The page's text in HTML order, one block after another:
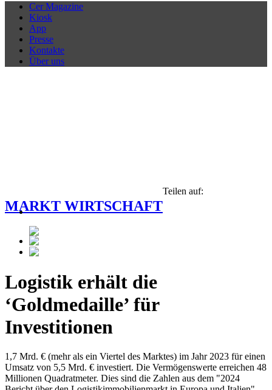
Cer Magazine
Kiosk
App
Presse
Kontakte
Über uns
MARKT WIRTSCHAFT
Teilen auf:
Logistik erhält die
‘Goldmedaille’ für
Investitionen
1,7 Mrd. € (mehr als ein Viertel des Marktes) im Jahr 2023 für einen
Umsatz von 5,5 Mrd. € investiert. Die Vermögenswerte erreichen 48
Millionen Quadratmeter. Dies sind die Zahlen aus dem "2024